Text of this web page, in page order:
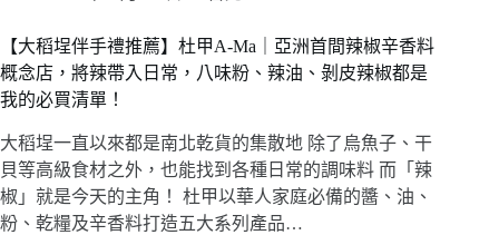
【大稻埕伴手禮推薦】杜甲A-Ma｜亞洲首間辣椒辛香料
概念店，將辣帶入日常，八味粉、辣油、剝皮辣椒都是
我的必買清單！
大稻埕一直以來都是南北乾貨的集散地 除了烏魚子、干
貝等高級食材之外，也能找到各種日常的調味料 而「辣
椒」就是今天的主角！ 杜甲以華人家庭必備的醬、油、
粉、乾糧及辛香料打造五大系列產品…